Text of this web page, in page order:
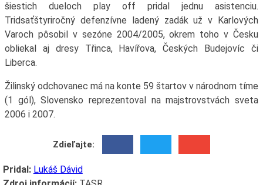
šiestich dueloch play off pridal jednu asistenciu.
Tridsaťštyriročný defenzívne ladený zadák už v Karlových
Varoch pôsobil v sezóne 2004/2005, okrem toho v Česku
obliekal aj dresy Třinca, Havířova, Českých Budejovíc či
Liberca.
Žilinský odchovanec má na konte 59 štartov v národnom tíme
(1 gól), Slovensko reprezentoval na majstrovstvách sveta
2006 i 2007.
Zdieľajte:
Pridal: Lukáš Dávid